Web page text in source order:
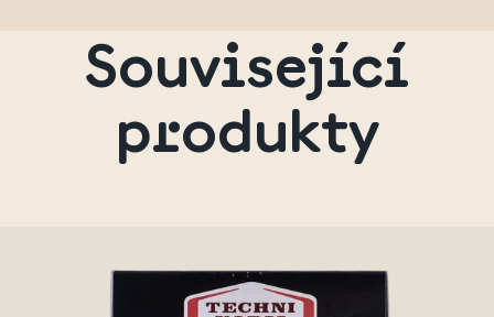
Související
produkty